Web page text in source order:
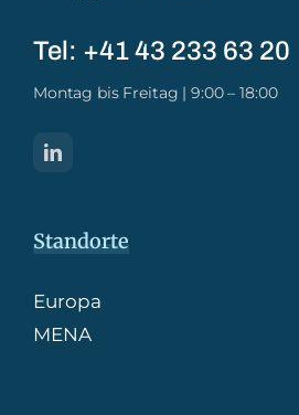
Tel: +41 43 233 63 20​
Montag bis Freitag | 9:00 – 18:00
Standorte
Europa
MENA